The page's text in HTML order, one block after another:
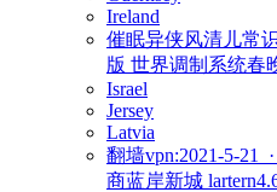
Ireland
催眠异侠风清儿常
版 世界调制系统春
Israel
Jersey
Latvia
翻墙vpn:2021-5-21
商蓝岸新城